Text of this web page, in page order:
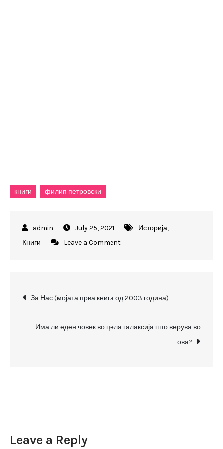
книги филип петровски
July 25, 2021 Историја,
Книги
Leave a Comment
(мојата
книга)
Post
navigation
За Нас (мојата прва книга од 2003 година)
Има ли еден човек во цела галаксија што верува во
ова?
Leave a Reply